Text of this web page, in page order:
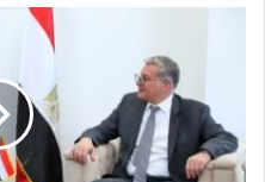
للمهندس
أديب
يوسف